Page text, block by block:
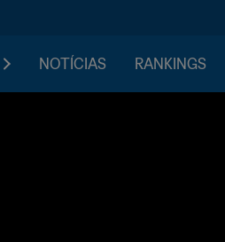
NOTÍCIAS RANKINGS